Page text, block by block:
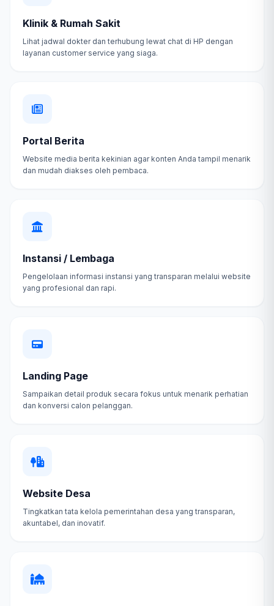
Klinik & Rumah Sakit
Lihat jadwal dokter dan terhubung lewat chat di HP dengan
layanan customer service yang siaga.
Portal Berita
Website media berita kekinian agar konten Anda tampil menarik
dan mudah diakses oleh pembaca.
Instansi / Lembaga
Pengelolaan informasi instansi yang transparan melalui website
yang profesional dan rapi.
Landing Page
Sampaikan detail produk secara fokus untuk menarik perhatian
dan konversi calon pelanggan.
Website Desa
Tingkatkan tata kelola pemerintahan desa yang transparan,
akuntabel, dan inovatif.